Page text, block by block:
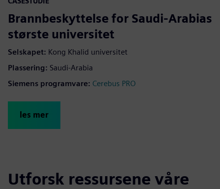
Brannbeskyttelse for Saudi-Arabias
største universitet
Selskapet: Kong Khalid universitet
Plassering: Saudi-Arabia
Siemens programvare: Cerebus PRO
les mer
Utforsk ressursene våre